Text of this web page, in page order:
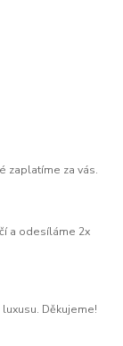
zaplatíme za vás.
a odesíláme 2x
Děkujeme!